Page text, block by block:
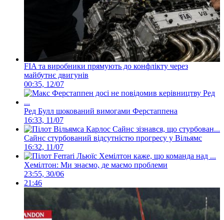
FIA та виробники прямують до конфлікту через
майбутнє двигунів
00:35, 12/07
Ред Булл шокований вимогами Ферстаппена
16:33, 11/07
Сайнс стурбований відсутністю прогресу у Вільямс
16:32, 11/07
Хемілтон: Ми знаємо, де маємо проблеми
23:55, 30/06
21:46